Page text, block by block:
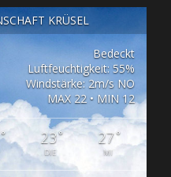
KRÜSEL
Bedeckt
Luftfeuchtigkeit: 55%
Windstärke: 2m/s NO
MAX 22 • MIN 12
° 23°
DIE
27°
MI